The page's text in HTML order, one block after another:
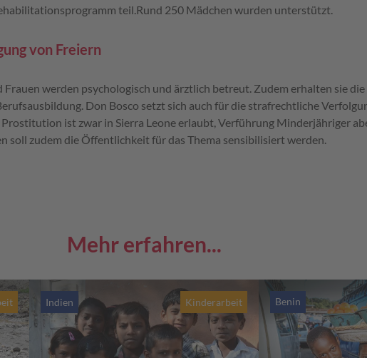
teil.Rund 250 Mädchen wurden unterstützt.
von Freiern
Frauen werden psychologisch und ärztlich betreut. Zudem erhalten sie die
Don Bosco setzt sich auch für die strafrechtliche
ist zwar in Sierra Leone erlaubt, Verführung Minderjähriger
soll zudem die Öffentlichkeit für das Thema sensibilisiert werden.
Mehr erfahren...
Indien Kinderarbeit Benin